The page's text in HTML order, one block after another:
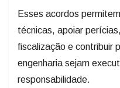
Esses acordos
técnicas, apoiar
fiscalização e contribuir
engenharia sejam
responsabilidade.